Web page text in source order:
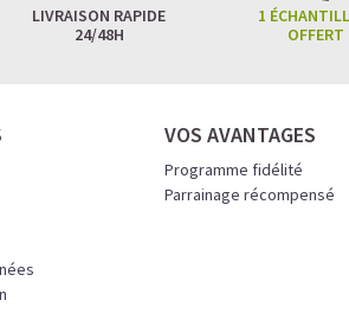
LIVRAISON RAPIDE
24/48H
1
OFFERT
VOS AVANTAGES
Programme fidélité
Parrainage récompensé